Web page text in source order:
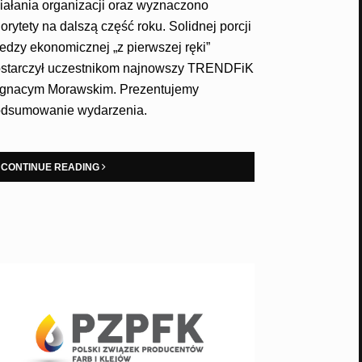
organizacji oraz wyznaczono
na dalszą część roku. Solidnej porcji
ekonomicznej „z pierwszej ręki”
uczestnikom najnowszy TRENDFiK
Morawskim. Prezentujemy
wydarzenia.
CONTINUE READING